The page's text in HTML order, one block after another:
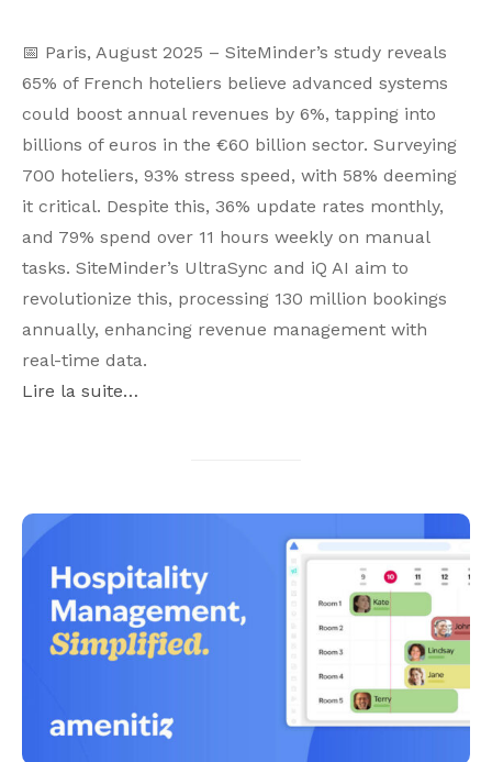
📅 Paris, August 2025 – SiteMinder’s study reveals
65% of French hoteliers believe advanced systems
could boost annual revenues by 6%, tapping into
billions of euros in the €60 billion sector. Surveying
700 hoteliers, 93% stress speed, with 58% deeming
it critical. Despite this, 36% update rates monthly,
and 79% spend over 11 hours weekly on manual
tasks. SiteMinder’s UltraSync and iQ AI aim to
revolutionize this, processing 130 million bookings
annually, enhancing revenue management with
real-time data.
Lire la suite…